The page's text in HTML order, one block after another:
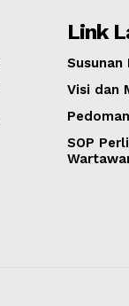
Link
Susunan
Visi dan
SOP